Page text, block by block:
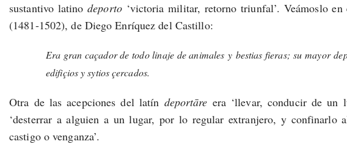
sustantivo latinodeporto‘victoria militar, retorno triunfal’. Veámoslo en
(1481-1502), de Diego Enríquez del Castillo:
Era gran caçador de todo linaje de animales y bestias fieras; su mayor
edifiçios y sytios çercados.
Otra de las acepciones del latín deportāre era ‘llevar, conducir de un
‘desterrar a alguien a un lugar, por lo regular extranjero, y
castigo o venganza’.